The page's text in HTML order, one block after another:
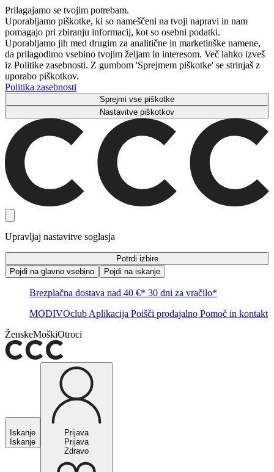
Prilagajamo se tvojim potrebam.
Uporabljamo piškotke, ki so nameščeni na tvoji napravi in ​​nam
pomagajo pri zbiranju informacij, kot so osebni podatki.
Uporabljamo jih med drugim za analitične in marketinške namene,
da prilagodimo vsebino tvojim željam in interesom. Več lahko izveš
iz Politike zasebnosti. Z gumbom 'Sprejmem piškotke' se strinjaš z
uporabo piškotkov.
Politika zasebnosti
Sprejmi vse piškotke
Nastavitve piškotkov
Upravljaj nastavitve soglasja
Potrdi izbire
Pojdi na glavno vsebino
Pojdi na iskanje
Brezplačna dostava nad 40 €* 30 dni za vračilo*
MODIVOclub Aplikacija Poišči prodajalno Pomoč in kontakt
ŽenskeMoškiOtroci
Iskanje
Iskanje
Prijava
Prijava
Zdravo